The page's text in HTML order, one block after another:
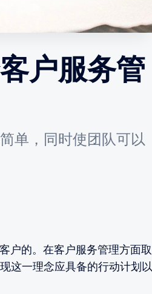
户服务管
单，同时使团队可以
的。在客户服务管理方面取
这一理念应具备的行动计划以